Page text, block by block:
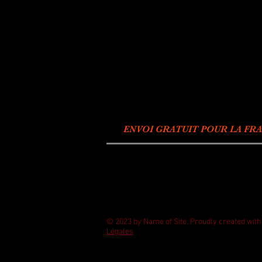
ENVOI GRATUIT POUR LA
© 2023 by Name of Site. Proudly created
Légales